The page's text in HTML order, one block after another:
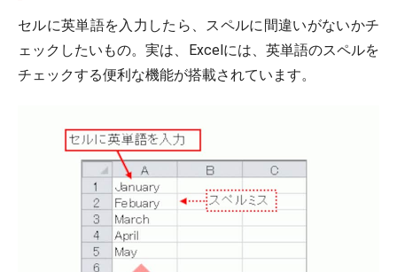
セルに英単語を入力したら、スペルに間違いがないかチ
ェックしたいもの。実は、Excelには、英単語のスペルを
チェックする便利な機能が搭載されています。